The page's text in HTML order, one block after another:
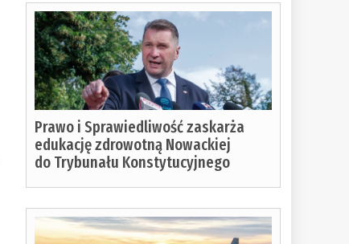
Prawo i Sprawiedliwość zaskarża
edukację zdrowotną Nowackiej
do Trybunału Konstytucyjnego